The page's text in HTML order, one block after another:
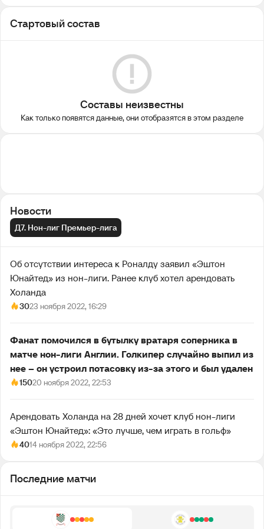
Стартовый состав
Составы неизвестны
Как только появятся данные, они отобразятся в этом разделе
Новости
Д7. Нон-лиг Премьер-лига
Об отсутствии интереса к Роналду заявил «Эштон
Юнайтед» из нон-лиги. Ранее клуб хотел арендовать
Холанда
3023 ноября 2022, 16:29
Фанат помочился в бутылку вратаря соперника в
матче нон-лиги Англии. Голкипер случайно выпил из
нее – он устроил потасовку из-за этого и был удален
15020 ноября 2022, 22:53
Арендовать Холанда на 28 дней хочет клуб нон-лиги
«Эштон Юнайтед»: «Это лучше, чем играть в гольф»
4014 ноября 2022, 22:56
Последние матчи